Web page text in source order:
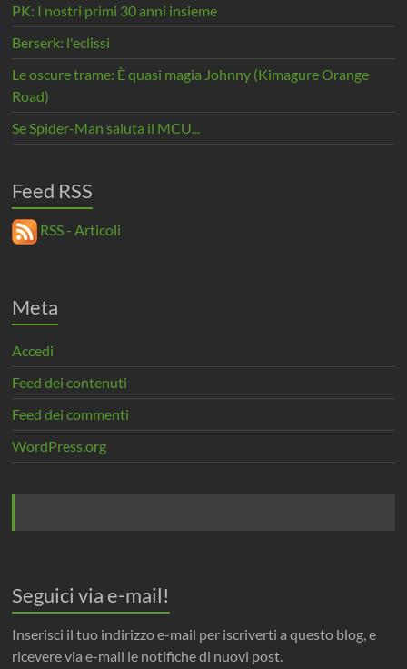
PK: I nostri primi 30 anni insieme
Berserk: l'eclissi
Le oscure trame: È quasi magia Johnny (Kimagure Orange
Road)
Se Spider-Man saluta il MCU...
Feed RSS
RSS - Articoli
Meta
Accedi
Feed dei contenuti
Feed dei commenti
WordPress.org
Seguici via e-mail!
Inserisci il tuo indirizzo e-mail per iscriverti a questo blog, e
ricevere via e-mail le notifiche di nuovi post.